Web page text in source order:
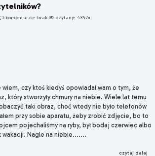
komentarze: brak czytany: 4347x
wiem, czy ktoś kiedyś opowiadał wam o tym, że
który stworzyły chmury na niebie. Wiele lat temu
taki obraz, choć wtedy nie było telefonów
przy sobie aparatu, żeby zrobić zdjęcie, bo to
pojechaliśmy na ryby, był bodaj czerwiec albo
Nagle na niebie.......
czytaj dalej